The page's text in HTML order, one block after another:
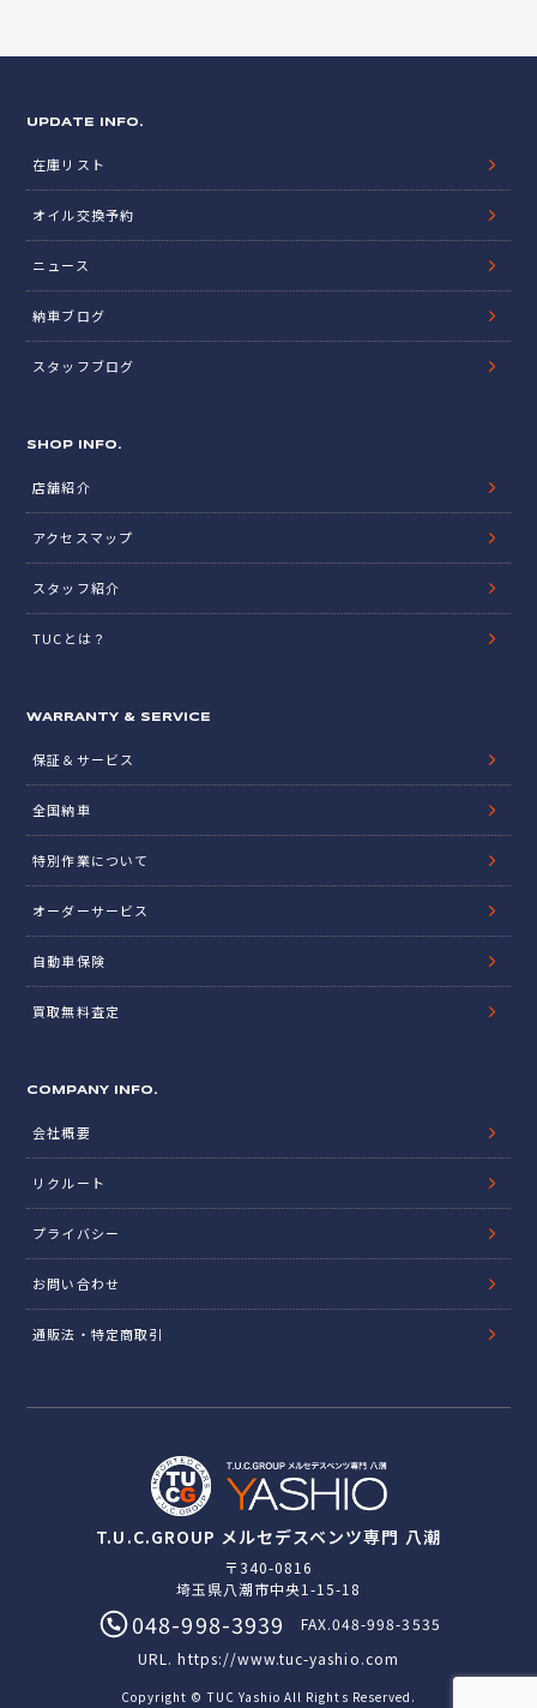
UPDATE INFO.
在庫リスト
オイル交換予約
ニュース
納車ブログ
スタッフブログ
SHOP INFO.
店舗紹介
アクセスマップ
スタッフ紹介
TUCとは？
WARRANTY & SERVICE
保証＆サービス
全国納車
特別作業について
オーダーサービス
自動車保険
買取無料査定
COMPANY INFO.
会社概要
リクルート
プライバシー
お問い合わせ
通販法・特定商取引
T.U.C.GROUP メルセデスベンツ専門 八潮
〒340-0816
埼玉県八潮市中央1-15-18
048-998-3939
FAX.048-998-3535
URL.https://www.tuc-yashio.com
Copyright © TUC Yashio All Rights Reserved.